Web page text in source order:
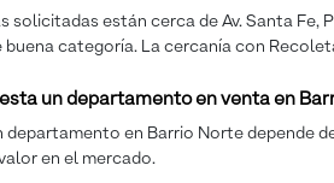
solicitadas están cerca de Av. Santa
buena categoría. La cercanía con
un departamento en venta en
departamento en Barrio Norte depende
en el mercado.